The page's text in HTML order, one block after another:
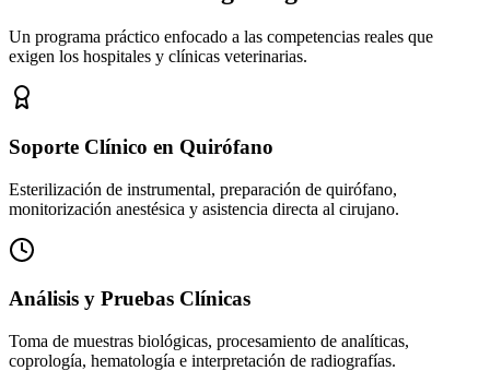
Un programa práctico enfocado a las competencias reales que
exigen los hospitales y clínicas veterinarias.
Soporte Clínico en Quirófano
Esterilización de instrumental, preparación de quirófano,
monitorización anestésica y asistencia directa al cirujano.
Análisis y Pruebas Clínicas
Toma de muestras biológicas, procesamiento de analíticas,
coprología, hematología e interpretación de radiografías.